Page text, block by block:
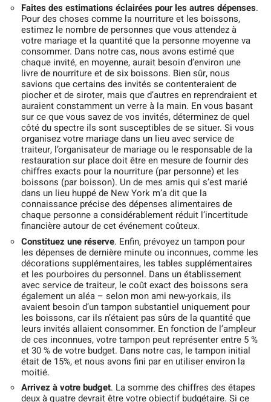
Faites des estimations éclairées pour les autres dépenses.
Pour des choses comme la nourriture et les boissons,
estimez le nombre de personnes que vous attendez à
votre mariage et la quantité que la personne moyenne va
consommer. Dans notre cas, nous avons estimé que
chaque invité, en moyenne, aurait besoin d’environ une
livre de nourriture et de six boissons. Bien sûr, nous
savions que certains des invités se contenteraient de
piocher et de siroter, mais que d’autres en reprendraient et
auraient constamment un verre à la main. En vous basant
sur ce que vous savez de vos invités, déterminez de quel
côté du spectre ils sont susceptibles de se situer. Si vous
organisez votre mariage dans un lieu avec service de
traiteur, l’organisateur de mariage ou le responsable de la
restauration sur place doit être en mesure de fournir des
chiffres exacts pour la nourriture (par personne) et les
boissons (par boisson). Un de mes amis qui s’est marié
dans un lieu huppé de New York m’a dit que la
connaissance précise des dépenses alimentaires de
chaque personne a considérablement réduit l’incertitude
financière autour de cet événement coûteux.
Constituez une réserve. Enfin, prévoyez un tampon pour
les dépenses de dernière minute ou inconnues, comme les
décorations supplémentaires, les tables supplémentaires
et les pourboires du personnel. Dans un établissement
avec service de traiteur, le coût exact des boissons sera
également un aléa – selon mon ami new-yorkais, ils
avaient besoin d’un tampon substantiel uniquement pour
les boissons, car ils n’étaient pas sûrs de la quantité que
leurs invités allaient consommer. En fonction de l’ampleur
de ces inconnues, votre tampon peut représenter entre 5 %
et 30 % de votre budget. Dans notre cas, le tampon initial
était de 15%, et nous avons fini par en utiliser environ la
moitié.
Arrivez à votre budget. La somme des chiffres des étapes
deux à quatre devrait être votre objectif budgétaire. Si ce